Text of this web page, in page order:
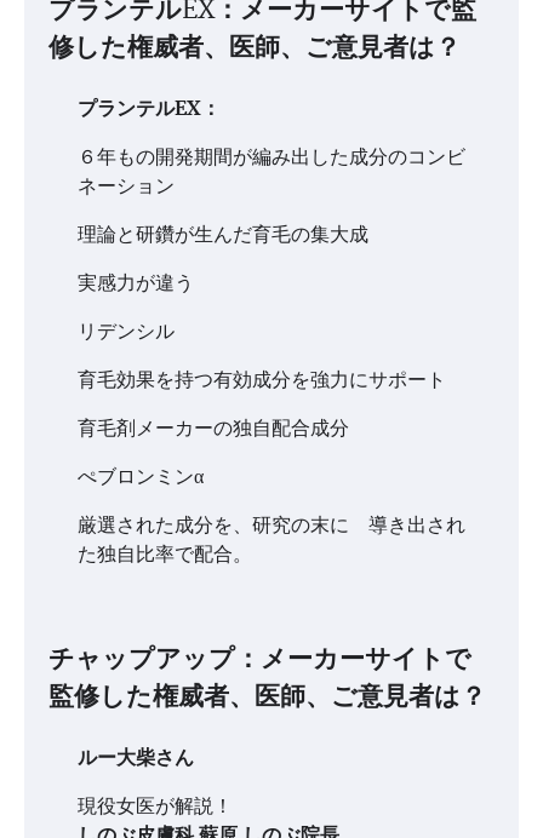
プランテルEX：メーカーサイトで監
修した権威者、医師、ご意見者は？
プランテルEX：
６年もの開発期間が編み出した成分のコンビ
ネーション
理論と研鑽が生んだ育毛の集大成
実感力が違う
リデンシル
育毛効果を持つ有効成分を強力にサポート
育毛剤メーカーの独自配合成分
ぺブロンミンα
厳選された成分を、研究の末に 導き出され
た独自比率で配合。
チャップアップ：メーカーサイトで
監修した権威者、医師、ご意見者は？
ルー大柴さん
現役女医が解説！